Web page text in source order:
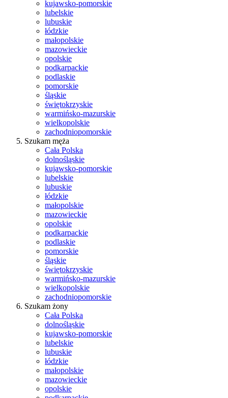
kujawsko-pomorskie
lubelskie
lubuskie
łódzkie
małopolskie
mazowieckie
opolskie
podkarpackie
podlaskie
pomorskie
śląskie
świętokrzyskie
warmińsko-mazurskie
wielkopolskie
zachodniopomorskie
Szukam męża
Cała Polska
dolnośląskie
kujawsko-pomorskie
lubelskie
lubuskie
łódzkie
małopolskie
mazowieckie
opolskie
podkarpackie
podlaskie
pomorskie
śląskie
świętokrzyskie
warmińsko-mazurskie
wielkopolskie
zachodniopomorskie
Szukam żony
Cała Polska
dolnośląskie
kujawsko-pomorskie
lubelskie
lubuskie
łódzkie
małopolskie
mazowieckie
opolskie